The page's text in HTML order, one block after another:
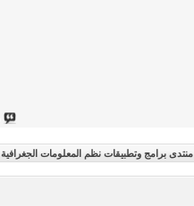
منتدى برامج وتطبيقات نظم المعلومات الجغرافية